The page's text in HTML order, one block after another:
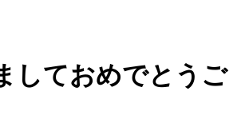
しておめでとうご